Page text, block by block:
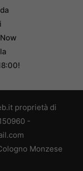
proprietà di
-
Monzese